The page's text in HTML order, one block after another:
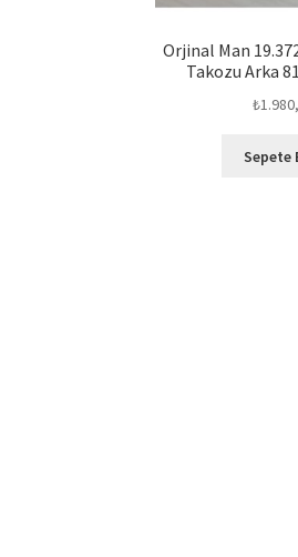
Orjinal Man
Takozu Arka
₺
Sepete